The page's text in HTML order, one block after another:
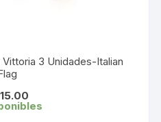
3 Unidades-Italian